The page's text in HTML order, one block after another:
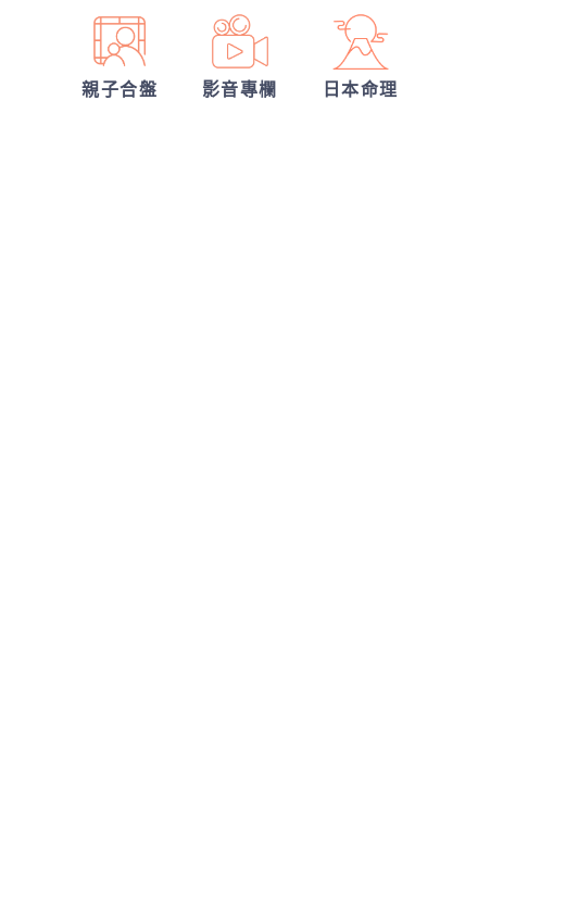
一張命盤，算出你全家？
#shorts
親子合盤 影音專欄 日本命理